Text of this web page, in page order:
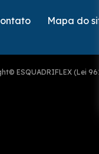
Mapa do
ESQUADRIFLEX (Lei